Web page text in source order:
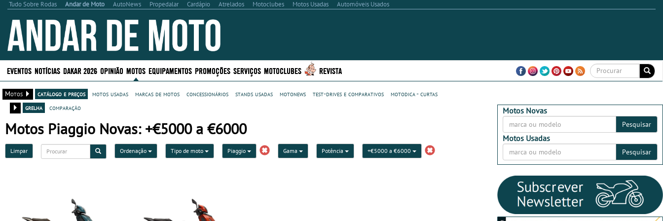
Tudo Sobre Rodas Andar de Moto AutoNews Propedalar Cardápio Atrelados Motoclubes Motos Usadas Automóveis Usados
EVENTOS NOTÍCIAS DAKAR 2026 OPINIÃO MOTOS EQUIPAMENTOS PROMOÇÕES SERVIÇOS MOTOCLUBES REVISTA
Motos catálogo e preços motos usadas marcas de motos concessionários stands usadas motonews test-drives e comparativos
motodica - curtas
grelha
comparação
Motos Piaggio Novas: +€5000 a €6000
Limpar Ordenação Tipo de moto Piaggio Gama Potência +€5000 a €6000
Motos Novas
Pesquisar
Motos Usadas
Pesquisar